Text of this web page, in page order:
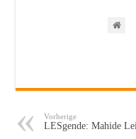
Vorherige
LESgende: Mahide